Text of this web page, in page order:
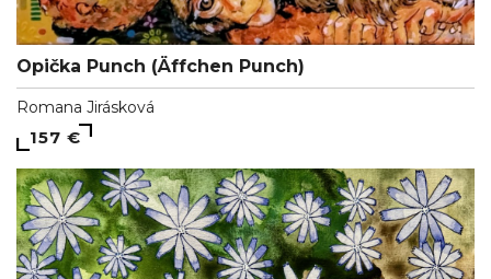
Opička Punch (Äffchen Punch)
Romana Jirásková
157 €